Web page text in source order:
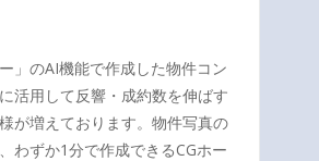
」のAI機能で作成した物件コン
活用して反響・成約数を伸ばす
が増えております。物件写真の
わずか1分で作成できるCGホー